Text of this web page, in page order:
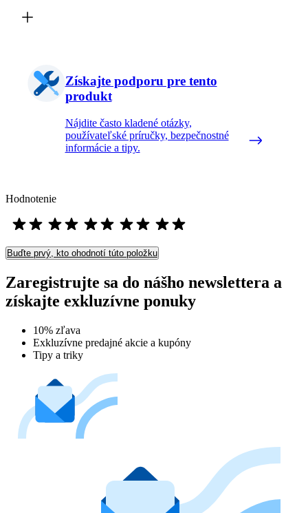
Získajte podporu pre tento
produkt
Nájdite často kladené otázky,
používateľské príručky, bezpečnostné
informácie a tipy.
Hodnotenie
Buďte prvý, kto ohodnotí túto položku
Zaregistrujte sa do nášho newslettera a
získajte exkluzívne ponuky
10% zľava
Exkluzívne predajné akcie a kupóny
Tipy a triky